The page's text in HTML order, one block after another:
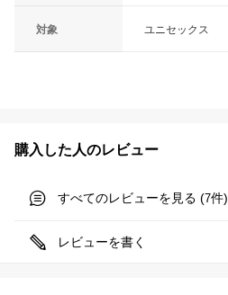
対象 ユニセックス
購入した人のレビュー
すべてのレビューを見る (7件)
レビューを書く